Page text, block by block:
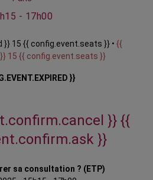
- 17h00
15 {{ config.event.seats }} • {{
15 {{ config.event.seats }}
}}
}} {{
}}
sa consultation ? (ETP)